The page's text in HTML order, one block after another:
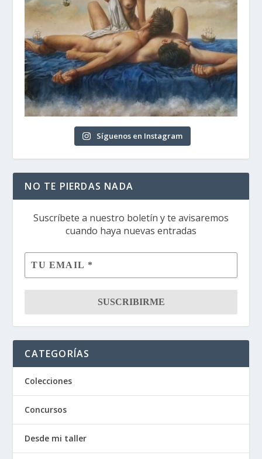
Síguenos en Instagram
NO TE PIERDAS NADA
Suscríbete a nuestro boletín y te avisaremos
cuando haya nuevas entradas
CATEGORÍAS
Colecciones
Concursos
Desde mi taller